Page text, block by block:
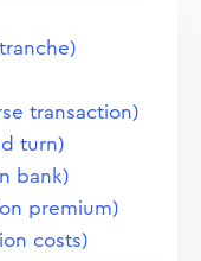
transaction)
turn)
bank)
premium)
costs)